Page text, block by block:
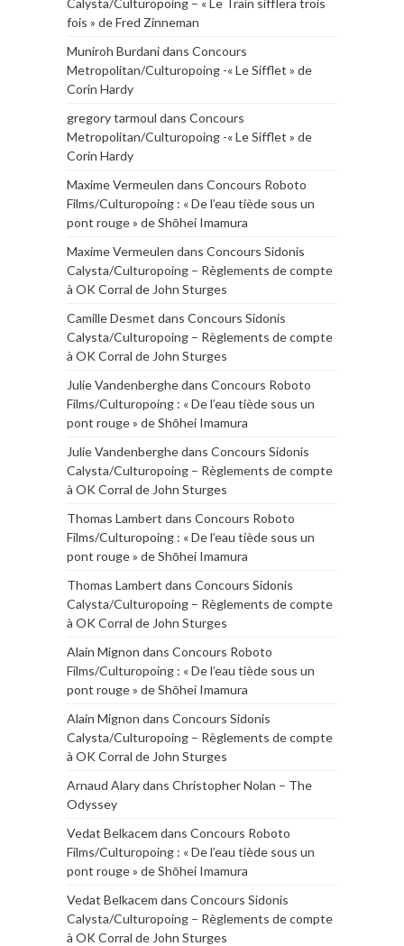
fois » de Fred Zinneman
Muniroh Burdanidans Concours
Metropolitan/Culturopoing -« Le Sifflet » de
Corin Hardy
gregory tarmoul dans Concours
Metropolitan/Culturopoing -« Le Sifflet » de
Corin Hardy
Maxime Vermeulen dans Concours Roboto
Films/Culturopoing : « De l’eau tiède sous un
pont rouge » de Shōhei Imamura
Maxime Vermeulen dans Concours Sidonis
Calysta/Culturopoing – Règlements de compte
à OK Corral de John Sturges
Camille Desmet dans Concours Sidonis
Calysta/Culturopoing – Règlements de compte
à OK Corral de John Sturges
Julie Vandenberghedans Concours Roboto
Films/Culturopoing : « De l’eau tiède sous un
pont rouge » de Shōhei Imamura
Julie Vandenberghedans Concours Sidonis
Calysta/Culturopoing – Règlements de compte
à OK Corral de John Sturges
Thomas Lambert dans Concours Roboto
Films/Culturopoing : « De l’eau tiède sous un
pont rouge » de Shōhei Imamura
Thomas Lambert dans Concours Sidonis
Calysta/Culturopoing – Règlements de compte
à OK Corral de John Sturges
Alain Mignon dans Concours Roboto
Films/Culturopoing : « De l’eau tiède sous un
pont rouge » de Shōhei Imamura
Alain Mignon dans Concours Sidonis
Calysta/Culturopoing – Règlements de compte
à OK Corral de John Sturges
Arnaud Alarydans Christopher Nolan – The
Odyssey
Vedat Belkacem dans Concours Roboto
Films/Culturopoing : « De l’eau tiède sous un
pont rouge » de Shōhei Imamura
Vedat Belkacem dans Concours Sidonis
Calysta/Culturopoing – Règlements de compte
à OK Corral de John Sturges